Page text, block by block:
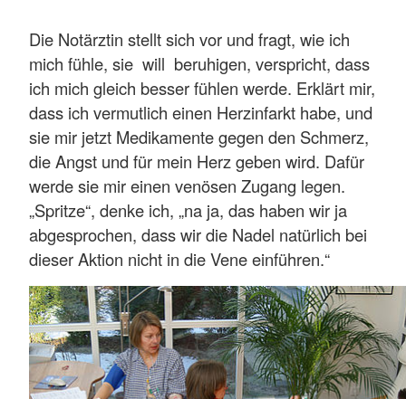
Die Notärztin stellt sich vor und fragt, wie ich
mich fühle, sie will beruhigen, verspricht, dass
ich mich gleich besser fühlen werde. Erklärt mir,
dass ich vermutlich einen Herzinfarkt habe, und
sie mir jetzt Medikamente gegen den Schmerz,
die Angst und für mein Herz geben wird. Dafür
werde sie mir einen venösen Zugang legen.
„Spritze“, denke ich, „na ja, das haben wir ja
abgesprochen, dass wir die Nadel natürlich bei
dieser Aktion nicht in die Vene einführen.“